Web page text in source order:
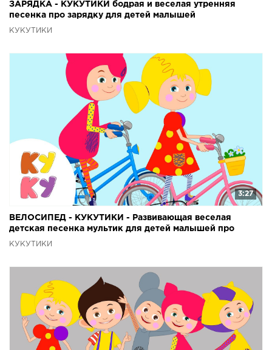
ЗАРЯДКА - КУКУТИКИ бодрая и веселая утренняя
песенка про зарядку для детей малышей
КУКУТИКИ
3:27
ВЕЛОСИПЕД - КУКУТИКИ - Развивающая веселая
детская песенка мультик для детей малышей про
велосипед
КУКУТИКИ